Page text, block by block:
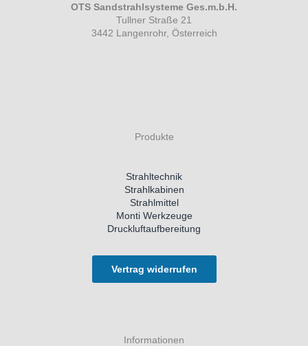
OTS Sandstrahlsysteme Ges.m.b.H.
Tullner Straße 21
3442 Langenrohr, Österreich
Produkte
Strahltechnik
Strahlkabinen
Strahlmittel
Monti Werkzeuge
Druckluftaufbereitung
Vertrag widerrufen
Informationen